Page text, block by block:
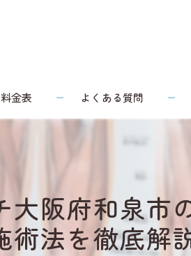
料金表 よくある質問
膝
大阪府和泉市
術法を徹底解